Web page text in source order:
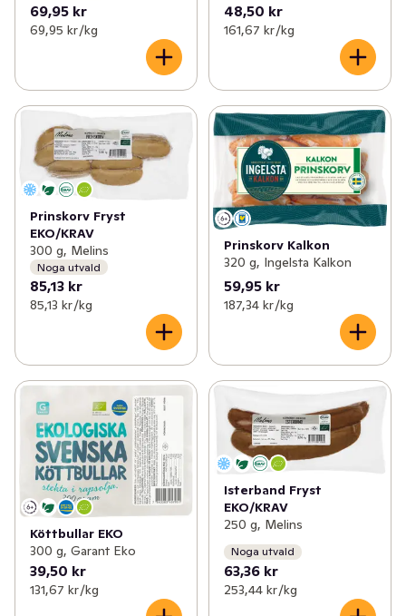
69,95 kr
69,95 kr /kg
48,50 kr
161,67 kr /kg
Prinskorv Fryst
EKO/KRAV
300 g, Melins
Noga utvald
85,13 kr
85,13 kr /kg
Prinskorv Kalkon
320 g, Ingelsta Kalkon
59,95 kr
187,34 kr /kg
Köttbullar EKO
300 g, Garant Eko
39,50 kr
131,67 kr /kg
Isterband Fryst
EKO/KRAV
250 g, Melins
Noga utvald
63,36 kr
253,44 kr /kg